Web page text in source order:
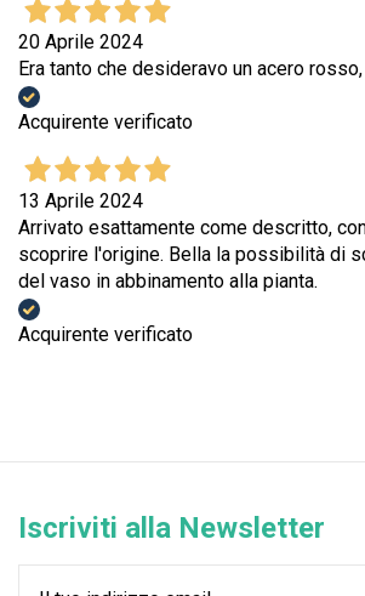
20 Aprile 2024
Era tanto che desideravo un acero
Acquirente verificato
13 Aprile 2024
Arrivato esattamente come descritto,
scoprire l'origine. Bella la possibilità di
del vaso in abbinamento alla pianta.
Acquirente verificato
Iscriviti alla Newsletter